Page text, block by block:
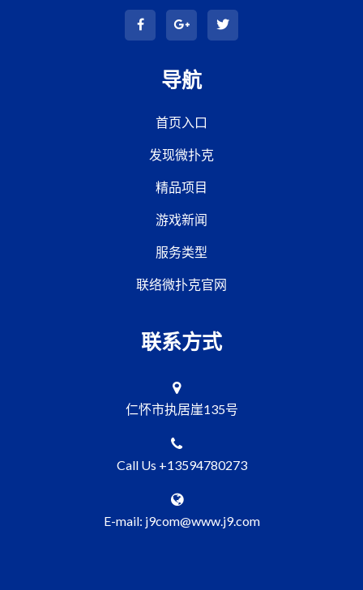
导航
首页入口
发现微扑克
精品项目
游戏新闻
服务类型
联络微扑克官网
联系方式
仁怀市执居崖135号
Call Us +13594780273
E-mail: j9com@www.j9.com